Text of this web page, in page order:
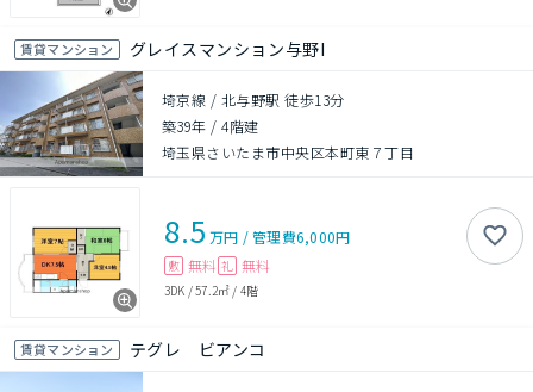
賃貸マンション グレイスマンション与野I
埼京線 / 北与野駅 徒歩13分
築39年 /4階建
埼玉県さいたま市中央区本町東７丁目
8.5 万円 /管理費6,000円
敷 無料 礼 無料
3DK /57.2㎡ / 4階
賃貸マンション テグレ ビアンコ